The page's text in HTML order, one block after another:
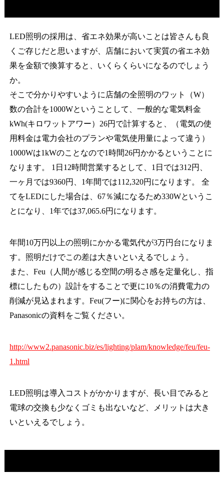
LED照明の採用は、省エネ効果が高いことは皆さんも良
くご存じだと思いますが、店舗において実質の省エネ効
果を金額で換算すると、いくらくらいになるのでしょう
か。
そこで分かりやすいように店舗の全照明のワット（W）
数の合計を1000Wということして、一般的な電気料金
kWh(キロワットアワー）26円で計算すると、（電気の使
用料金は電力会社のプランや電気使用量によって違う）
1000Wは1kWのことなので1時間26円かかるということに
なります。 1日12時間営業するとして、1日では312円、
一ヶ月では9360円、1年間では112,320円になります。 全
てをLEDにした場合は、67％減になるため330Wというこ
とになり、1年では37,065.6円になります。
年間10万円以上の照明にかかる電気代が3万円台になりま
す。照明だけでこの差は大きいといえるでしょう。
また、Feu（人間が感じる空間の明るさ感を定量化し、指
標にしたもの）設計をすることで更に10％の消費電力の
削減が見込まれます。Feu(フー)に関心をお持ちの方は、
Panasonicの資料をご覧ください。
http://www2.panasonic.biz/es/lighting/plam/knowledge/feu/feu-
1.html
LED照明は導入コストがかかりますが、長い目でみると
電球の交換も少なくゴミも出ないなど、メリットは大き
いといえるでしょう。